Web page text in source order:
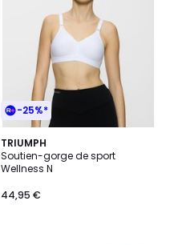
-25%*
TRIUMPH
Soutien-gorge de sport
Wellness N
44,95 €
4,5
/ 5
3
Couleurs